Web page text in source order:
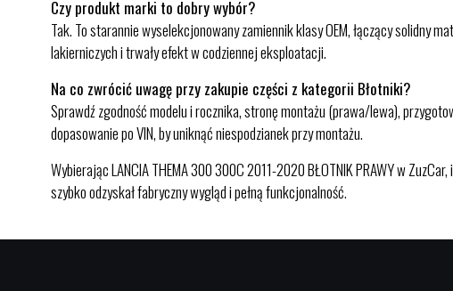
Czy produkt marki to dobry wybór?
Tak. To starannie wyselekcjonowany zamiennik klasy OEM, łączący solidny
lakierniczych i trwały efekt w codziennej eksploatacji.
Na co zwrócić uwagę przy zakupie części z kategorii Błotniki?
Sprawdź zgodność modelu i rocznika, stronę montażu (prawa/lewa),
dopasowanie po VIN, by uniknąć niespodzianek przy montażu.
Wybierając LANCIA THEMA 300 300C 2011-2020 BŁOTNIK PRAWY w
szybko odzyskał fabryczny wygląd i pełną funkcjonalność.